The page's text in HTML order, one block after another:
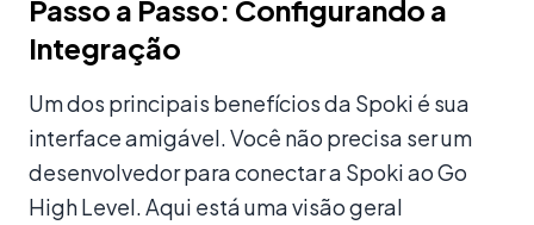
Passo a Passo: Configurando a
Integração
Um dos principais benefícios da Spoki é sua
interface amigável. Você não precisa ser um
desenvolvedor para conectar a Spoki ao Go
High Level. Aqui está uma visão geral